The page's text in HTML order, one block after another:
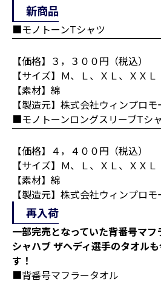
新商品
■モノトーンTシャツ
【価格】３，３００円（税込）
【サイズ】Ｍ、Ｌ、ＸＬ、ＸＸＬ
【素材】綿
【製造元】株式会社ウィンプロ
■モノトーンロングスリーブTシ
【価格】４，４００円（税込）
【サイズ】Ｍ、Ｌ、ＸＬ、ＸＸＬ
【素材】綿
【製造元】株式会社ウィンプロ
再入荷
一部完売となっていた背番号マフ
シャハブ ザヘディ選手のタオル
す！
■背番号マフラータオル